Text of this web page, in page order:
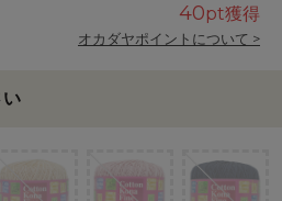
40pt獲得
オカダヤポイントについて >
い